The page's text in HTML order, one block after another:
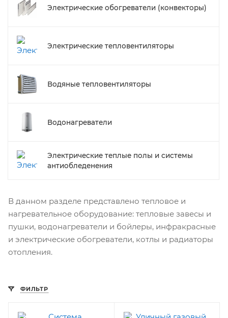
Электрические обогреватели (конвекторы)
Электрические тепловентиляторы
Водяные тепловентиляторы
Водонагреватели
Электрические теплые полы и системы
антиобледенения
В данном разделе представлено тепловое и
нагревательное оборудование: тепловые завесы и
пушки, водонагреватели и бойлеры, инфракрасные
и электрические обогреватели, котлы и радиаторы
отопления.
ФИЛЬТР